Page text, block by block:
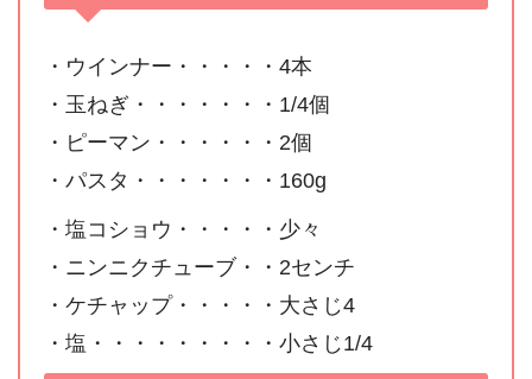
・ウインナー・・・・・4本
・玉ねぎ・・・・・・・1/4個
・ピーマン・・・・・・2個
・パスタ・・・・・・・160g
・塩コショウ・・・・・少々
・ニンニクチューブ・・2センチ
・ケチャップ・・・・・大さじ4
・塩・・・・・・・・・小さじ1/4